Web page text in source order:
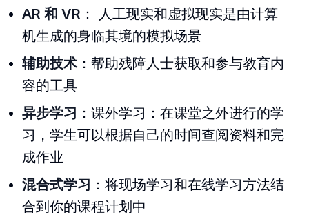
AR 和 VR ： 人工现实和虚拟现实是由计算
机生成的身临其境的模拟场景
辅助技术 ：帮助残障人士获取和参与教育内
容的工具
异步学习 ：课外学习：在课堂之外进行的学
习，学生可以根据自己的时间查阅资料和完
成作业
混合式学习 ：将现场学习和在线学习方法结
合到你的课程计划中